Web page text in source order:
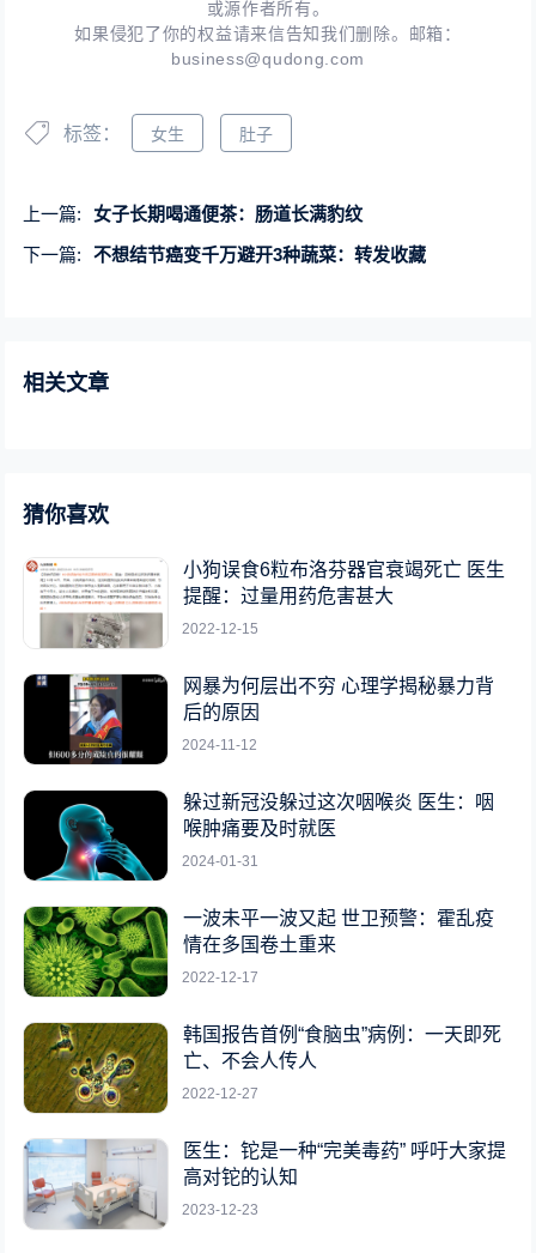
或源作者所有。
如果侵犯了你的权益请来信告知我们删除。邮箱：
business@qudong.com
标签： 女生 肚子
上一篇:
女子长期喝通便茶：肠道长满豹纹
下一篇:
不想结节癌变千万避开3种蔬菜：转发收藏
相关文章
猜你喜欢
小狗误食6粒布洛芬器官衰竭死亡 医生
提醒：过量用药危害甚大
2022-12-15
网暴为何层出不穷 心理学揭秘暴力背
后的原因
2024-11-12
躲过新冠没躲过这次咽喉炎 医生：咽
喉肿痛要及时就医
2024-01-31
一波未平一波又起 世卫预警：霍乱疫
情在多国卷土重来
2022-12-17
韩国报告首例“食脑虫”病例：一天即死
亡、不会人传人
2022-12-27
医生：铊是一种“完美毒药” 呼吁大家提
高对铊的认知
2023-12-23